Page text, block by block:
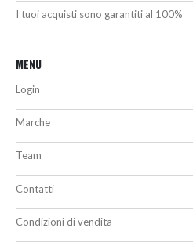
I tuoi acquisti sono garantiti al 100%
MENU
Login
Marche
Team
Contatti
Condizioni di vendita